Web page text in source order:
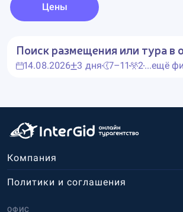
Цены
Поиск размещения или тура в
14.08.2026 3 дня 7–11 2...ещё
Компания
ОФИС
Политики и соглашения